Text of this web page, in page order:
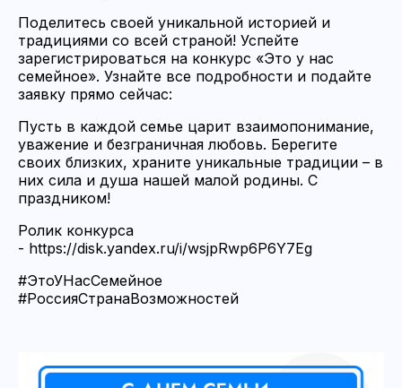
Поделитесь своей уникальной историей и
традициями со всей страной! Успейте
зарегистрироваться на конкурс «Это у нас
семейное». Узнайте все подробности и подайте
заявку прямо сейчас:
Пусть в каждой семье царит взаимопонимание,
уважение и безграничная любовь. Берегите
своих близких, храните уникальные традиции – в
них сила и душа нашей малой родины. С
праздником!
Ролик конкурса
- https://disk.yandex.ru/i/wsjpRwp6P6Y7Eg
#ЭтоУНасСемейное
#РоссияСтранаВозможностей